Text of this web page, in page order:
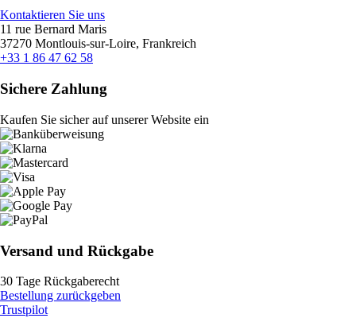
Kontaktieren Sie uns
11 rue Bernard Maris
37270 Montlouis-sur-Loire, Frankreich
+33 1 86 47 62 58
Sichere Zahlung
Kaufen Sie sicher auf unserer Website ein
Versand und Rückgabe
30 Tage Rückgaberecht
Bestellung zurückgeben
Trustpilot